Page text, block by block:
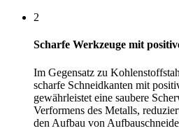
2
Scharfe Werkzeuge mit
Im Gegensatz zu
scharfe Schneidkanten mit
gewährleistet eine saubere
Verformens des Metalls,
den Aufbau von